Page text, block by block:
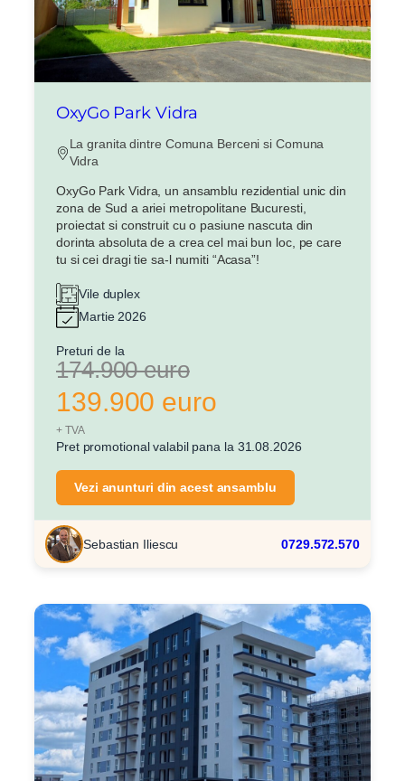
OxyGo Park Vidra
La granita dintre Comuna Berceni si Comuna
Vidra
OxyGo Park Vidra, un ansamblu rezidential unic din
zona de Sud a ariei metropolitane Bucuresti,
proiectat si construit cu o pasiune nascuta din
dorinta absoluta de a crea cel mai bun loc, pe care
tu si cei dragi tie sa-l numiti “Acasa”!
Vile duplex
Martie 2026
Preturi de la
174.900 euro
139.900 euro
+ TVA
Pret promotional valabil pana la 31.08.2026
Vezi anunturi din acest ansamblu
Sebastian Iliescu 0729.572.570